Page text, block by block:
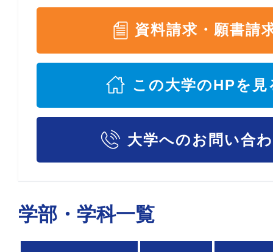
資料請求・願書請
この大学のHPを見
大学へのお問い合
学部・学科一覧